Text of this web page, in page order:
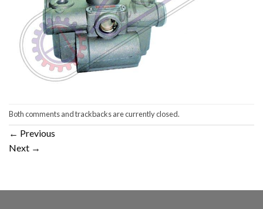
Both comments and trackbacks are currently closed.
← Previous
Next →